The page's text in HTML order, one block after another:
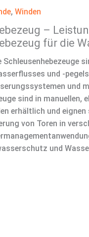
,Winden
–
für die
Schleusenhebezeuge
und -
und
sind in manuellen,
erhältlich und
von Toren in
und